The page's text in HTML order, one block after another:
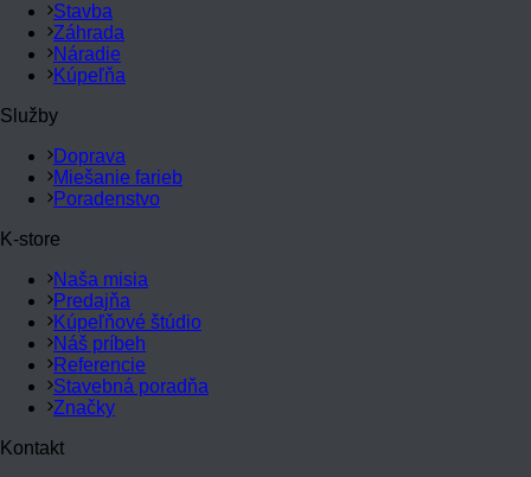
Stavba
Záhrada
Náradie
Kúpeľňa
Služby
Doprava
Miešanie farieb
Poradenstvo
K-store
Naša misia
Predajňa
Kúpeľňové štúdio
Náš príbeh
Referencie
Stavebná poradňa
Značky
Kontakt